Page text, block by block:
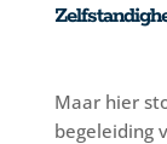
Maar hier
begeleiding